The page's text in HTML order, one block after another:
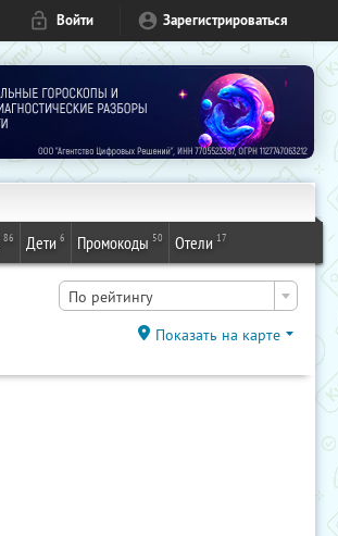
Войти Зарегистрироваться
86 Дети 6 Промокоды 50 Отели 17
По рейтингу
Показать на карте